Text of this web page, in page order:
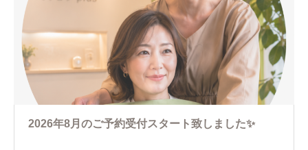
2026年8月のご予約受付スタート致しました✨